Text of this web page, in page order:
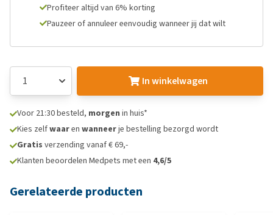
Profiteer altijd van 6% korting
Pauzeer of annuleer eenvoudig wanneer jij dat wilt
In winkelwagen
Voor 21:30 besteld, morgen in huis*
Kies zelfwaaren wanneerje bestelling bezorgd wordt
Gratis verzending vanaf € 69,-
Klanten beoordelen Medpets met een 4,6/5
Gerelateerde producten